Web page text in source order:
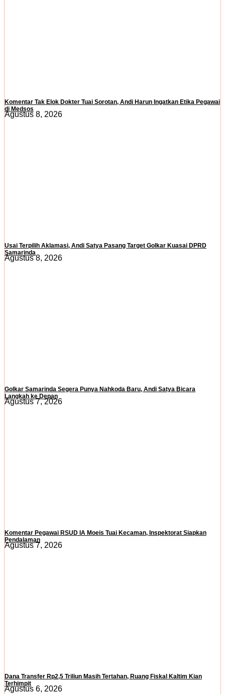
Komentar Tak Elok Dokter Tuai Sorotan, Andi Harun Ingatkan Etika Pegawai
di Medsos
Agustus 8, 2026
Usai Terpilih Aklamasi, Andi Satya Pasang Target Golkar Kuasai DPRD
Samarinda
Agustus 8, 2026
Golkar Samarinda Segera Punya Nahkoda Baru, Andi Satya Bicara
Langkah ke Depan
Agustus 7, 2026
Komentar Pegawai RSUD IA Moeis Tuai Kecaman, Inspektorat Siapkan
Pendalaman
Agustus 7, 2026
Dana Transfer Rp2,5 Triliun Masih Tertahan, Ruang Fiskal Kaltim Kian
Terhimpit
Agustus 6, 2026